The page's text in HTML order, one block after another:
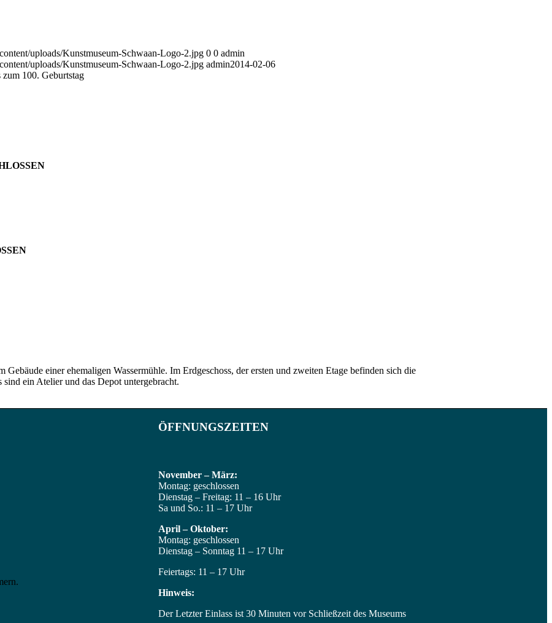
uploads/Kunstmuseum-Schwaan-Logo-2.jpg 0 0 admin
uploads/Kunstmuseum-Schwaan-Logo-2.jpg admin2014-02-06
100. Geburtstag
einer ehemaligen Wassermühle. Im Erdgeschoss, der ersten und zweiten Etage befinden sich die
ein Atelier und das Depot untergebracht.
ÖFFNUNGSZEITEN
November – März:
Montag: geschlossen
Dienstag – Freitag: 11 – 16 Uhr
Sa und So.: 11 – 17 Uhr
April – Oktober:
Montag: geschlossen
Dienstag – Sonntag 11 – 17 Uhr
Feiertags: 11 – 17 Uhr
Hinweis:
Der Letzter Einlass ist 30 Minuten vor Schließzeit des Museums